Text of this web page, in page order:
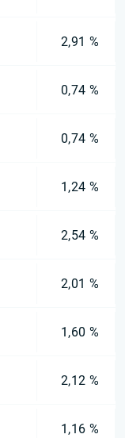
2,91 %
0,74 %
0,74 %
1,24 %
2,54 %
2,01 %
1,60 %
2,12 %
1,16 %